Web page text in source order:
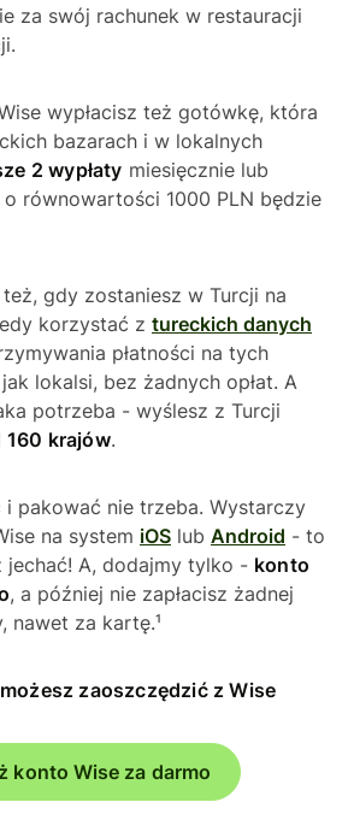
za swój rachunek w restauracji
wypłacisz też gotówkę, która
bazarach i w lokalnych
2 wypłaty miesięcznie lub
równowartości 1000 PLN będzie
gdy zostaniesz w Turcji na
korzystać z tureckich danych
płatności na tych
lokalsi, bez żadnych opłat. A
potrzeba - wyślesz z Turcji
160 krajów.
i pakować nie trzeba. Wystarczy
na system iOS lub Android - to
jechać! A, dodajmy tylko - konto
, a później nie zapłacisz żadnej
nawet za kartę.¹
zaoszczędzić z Wise
konto Wise za darmo